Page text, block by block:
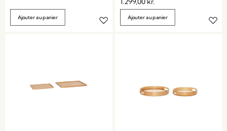
Ajouter au panier Ajouter au panier